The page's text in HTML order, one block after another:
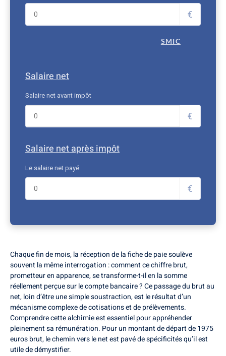
€
SMIC
Salaire net
Salaire net avant impôt
€
Salaire net après impôt
Le salaire net payé
€
Chaque fin de mois, la réception de la fiche de paie soulève
souvent la même interrogation : comment ce chiffre brut,
prometteur en apparence, se transforme-t-il en la somme
réellement perçue sur le compte bancaire ? Ce passage du brut au
net, loin d’être une simple soustraction, est le résultat d’un
mécanisme complexe de cotisations et de prélèvements.
Comprendre cette alchimie est essentiel pour appréhender
pleinement sa rémunération. Pour un montant de départ de 1975
euros brut, le chemin vers le net est pavé de spécificités qu’il est
utile de démystifier.